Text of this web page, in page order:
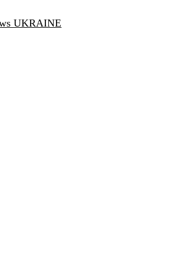
UKRAINE